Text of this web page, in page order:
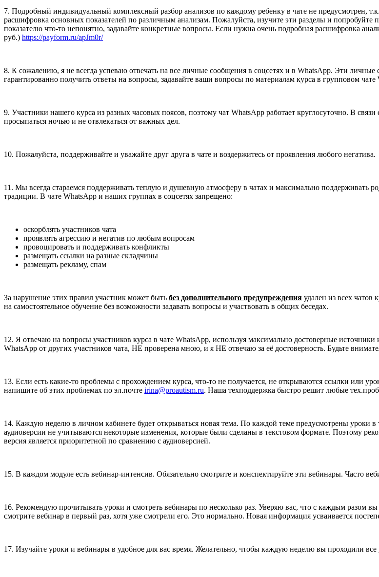
7. Подробный индивидуальный комплексный разбор анализов по каждому ребенку в чате не предусмотрен,
расшифровка основных показателей по различным анализам. Пожалуйста, изучите эти разделы и попробуйте
показателю что-то непонятно, задавайте конкретные вопросы. Если нужна очень подробная расшифровка
руб.) https://payform.ru/apJm0r/
8. К сожалению, я не всегда успеваю отвечать на все личные сообщения в соцсетях и в WhatsApp. Эти
гарантированно получить ответы на вопросы, задавайте ваши вопросы по материалам курса в групповом чате
9. Участники нашего курса из разных часовых поясов, поэтому чат WhatsApp работает круглосуточно. В
просыпаться ночью и не отвлекаться от важных дел.
10. Пожалуйста, поддерживайте и уважайте друг друга в чате и воздержитесь от проявления любого негатива.
11. Мы всегда стараемся поддерживать теплую и душевную атмосферу в чатах и максимально поддерживать
традиции. В чате WhatsApp и наших группах в соцсетях запрещено:
оскорблять участников чата
проявлять агрессию и негатив по любым вопросам
провоцировать и поддерживать конфликты
размещать ссылки на разные складчины
размещать рекламу, спам
За нарушение этих правил участник может быть без дополнительного предупреждения удален из всех чатов
на самостоятельное обучение без возможности задавать вопросы и участвовать в общих беседах.
12. Я отвечаю на вопросы участников курса в чате WhatsApp, используя максимально достоверные
WhatsApp от других участников чата, НЕ проверена мною, и я НЕ отвечаю за её достоверность. Будьте
13. Если есть какие-то проблемы с прохождением курса, что-то не получается, не открываются ссылки или
напишите об этих проблемах по эл.почте irina@proautism.ru. Наша техподдержка быстро решит любые
14. Каждую неделю в личном кабинете будет открываться новая тема. По каждой теме предусмотрены уроки
аудиоверсии не учитываются некоторые изменения, которые были сделаны в текстовом формате. Поэтому
версия является приоритетной по сравнению с аудиоверсией.
15. В каждом модуле есть вебинар-интенсив. Обязательно смотрите и конспектируйте эти вебинары. Часто
16. Рекомендую прочитывать уроки и смотреть вебинары по несколько раз. Уверяю вас, что с каждым разом вы
смотрите вебинар в первый раз, хотя уже смотрели его. Это нормально. Новая информация усваивается
17. Изучайте уроки и вебинары в удобное для вас время. Желательно, чтобы каждую неделю вы проходили